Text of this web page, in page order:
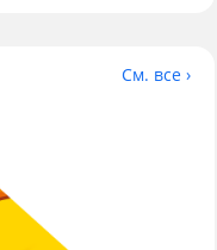
См. все ›